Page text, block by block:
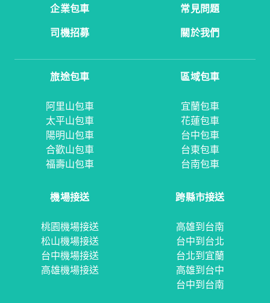
企業包車
常見問題
司機招募
關於我們
旅途包車
阿里山包車
太平山包車
陽明山包車
合歡山包車
福壽山包車
區域包車
宜蘭包車
花蓮包車
台中包車
台東包車
台南包車
機場接送
桃園機場接送
松山機場接送
台中機場接送
高雄機場接送
跨縣市接送
高雄到台南
台中到台北
台北到宜蘭
高雄到台中
台中到台南